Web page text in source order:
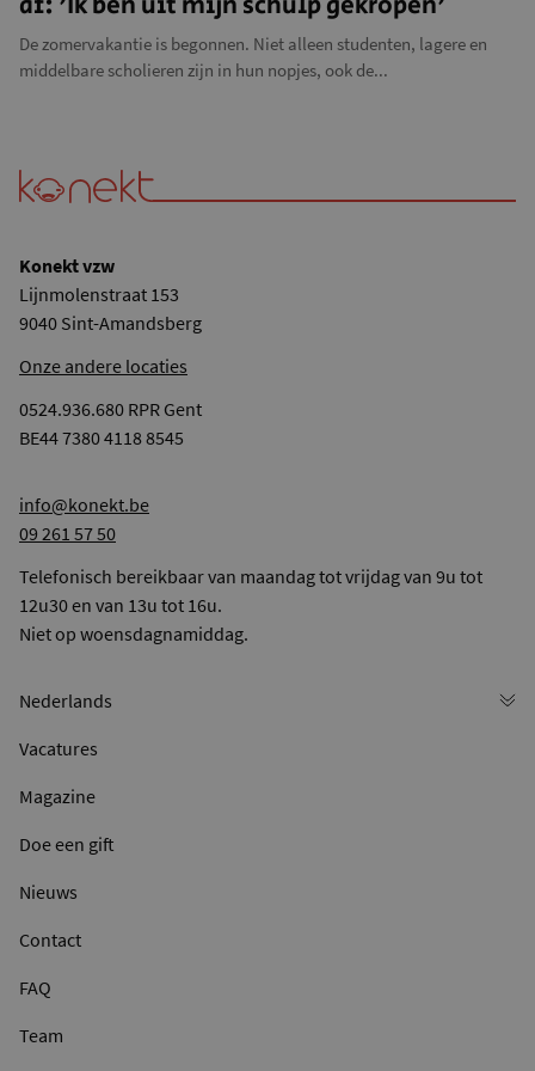
De zomervakantie is begonnen. Niet alleen studenten, lagere en
middelbare scholieren zijn in hun nopjes, ook de...
Konekt vzw
Lijnmolenstraat 153
9040 Sint-Amandsberg
Onze andere locaties
0524.936.680 RPR Gent
BE44 7380 4118 8545
info@konekt.be
09 261 57 50
Telefonisch bereikbaar van maandag tot vrijdag van 9u tot
12u30 en van 13u tot 16u.
Niet op woensdagnamiddag.
Vacatures
Magazine
Doe een gift
Nieuws
Contact
FAQ
Team